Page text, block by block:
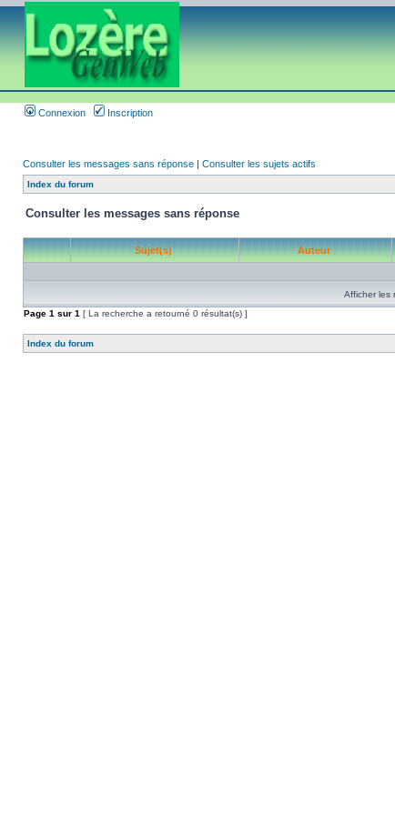
Connexion Inscription
Consulter les messages sans réponse | Consulter les sujets actifs
Index du forum
Consulter les messages sans réponse
Sujet(s) Auteur
Afficher les
Page 1 sur 1 [ La recherche a retourné 0 résultat(s) ]
Index du forum